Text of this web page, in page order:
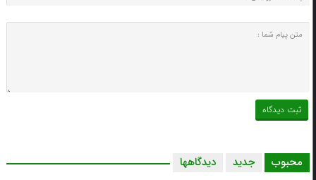
محبوب جدید دیدگاهها